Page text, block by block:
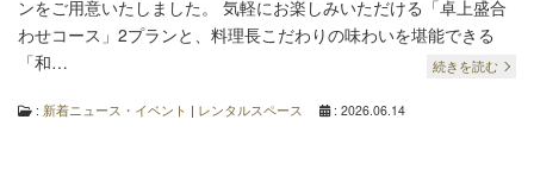
ンをご用意いたしました。 気軽にお楽しみいただける「卓上盛合
わせコース」2プランと、料理長こだわりの味わいを堪能できる
「和…
続きを読む
: 新着ニュース・イベント | レンタルスペース : 2026.06.14